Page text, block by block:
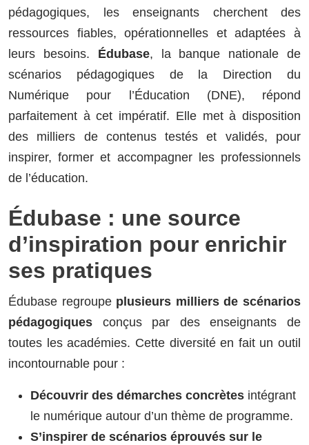
pédagogiques, les enseignants cherchent des
ressources fiables, opérationnelles et adaptées à
leurs besoins. Édubase, la banque nationale de
scénarios pédagogiques de la Direction du
Numérique pour l’Éducation (DNE), répond
parfaitement à cet impératif. Elle met à disposition
des milliers de contenus testés et validés, pour
inspirer, former et accompagner les professionnels
de l’éducation.
Édubase : une source
d’inspiration pour enrichir
ses pratiques
Édubase regroupe plusieurs milliers de scénarios
pédagogiques conçus par des enseignants de
toutes les académies. Cette diversité en fait un outil
incontournable pour :
Découvrir des démarches concrètes intégrant
le numérique autour d’un thème de programme.
S’inspirer de scénarios éprouvés sur le